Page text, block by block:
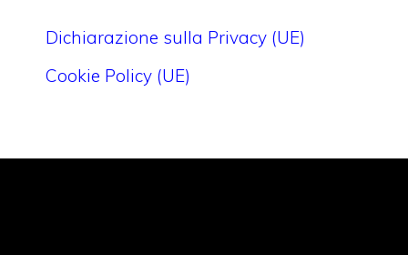
Dichiarazione sulla Privacy (UE)
Cookie Policy (UE)